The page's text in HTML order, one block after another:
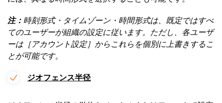
注： 時刻形式・タイムゾーン・時間形式は、既定ではすべ
てのユーザーが組織の設定に従います。ただし、各ユーザ
ーは［アカウント設定］からこれらを個別に上書きするこ
とが可能です。
ジオフェンス半径